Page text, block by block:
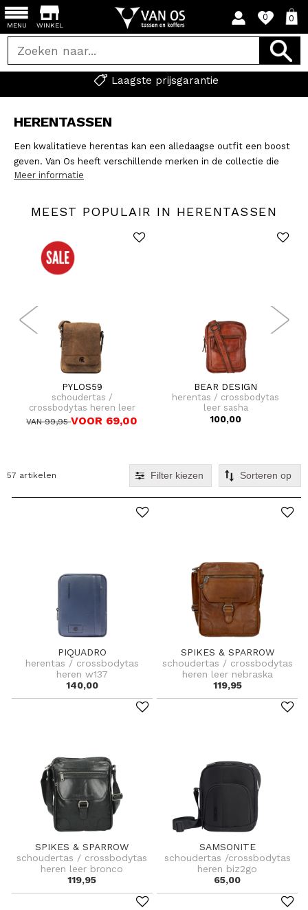
WINKEL
0 0
Laagste prijsgarantie
MENU
HERENTASSEN
Een kwalitatieve herentas kan een alledaagse outfit een boost
geven. Van Os heeft verschillende merken in de collectie die
een uitgebreide herenlijn hebben zoals:
Tumi.Kijk ook eens op de werktassen pagina, hier kan je een
en dames. Op deze pagina's vind je crossbodytassen en
heuptassen.
Meer informatie
MEEST POPULAIR IN HERENTASSEN
PYLOS59
schoudertas /
crossbodytas heren leer
hunter
VAN 99,95VOOR 69,00
BEAR DESIGN
herentas / crossbodytas
leer sasha
100,00
57 artikelen Filter kiezen
PIQUADRO
herentas / crossbodytas
heren w137
140,00
SPIKES & SPARROW
schoudertas / crossbodytas
heren leer nebraska
119,95
SPIKES & SPARROW
schoudertas / crossbodytas
heren leer bronco
119,95
SAMSONITE
schoudertas /crossbodytas
heren biz2go
65,00